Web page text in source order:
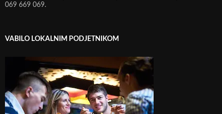
069 669 069.
VABILO LOKALNIM PODJETNIKOM